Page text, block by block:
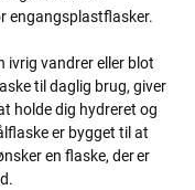
engangsplastflasker.
ivrig vandrer eller blot
til daglig brug, giver
holde dig hydreret og
er bygget til at
en flaske, der er